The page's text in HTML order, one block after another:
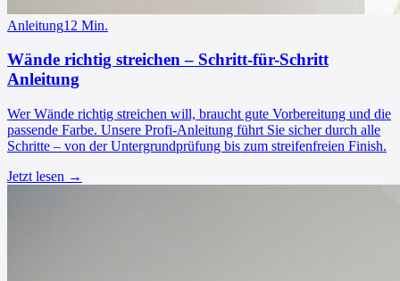
Anleitung12 Min.
Wände richtig streichen – Schritt-für-Schritt
Anleitung
Wer Wände richtig streichen will, braucht gute Vorbereitung und die
passende Farbe. Unsere Profi-Anleitung führt Sie sicher durch alle
Schritte – von der Untergrundprüfung bis zum streifenfreien Finish.
Jetzt lesen →